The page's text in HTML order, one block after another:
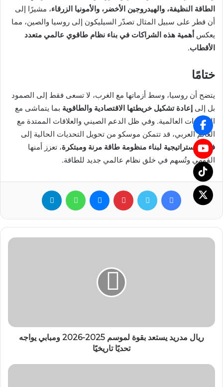
الطاقة النظيفة، والهيدروجين الأخضر، والأمونيا الزرقاء، مشيرًا إلى
أن قطر على سبيل المثال تصدّر السيليكون إلى روسيا والصين، مما
يعكس أهمية هذه الشراكات في بناء نظام طاقوي عالمي متعدد
الأقطاب.
ختامًا
يتضح أن روسيا، وسط أزماتها مع الغرب، لا تسعى فقط إلى الصمود
بل إلى إعادة تشكيل خريطتها الاقتصادية والطاقوية بما يتماشى مع
المتغيرات العالمية. وفي ظل الدعم الصيني والعلاقات الممتدة مع
العالم العربي، قد تتمكن موسكو من تحويل التحديات الحالية إلى
فرص استراتيجية لبناء منظومة طاقة مرنة ومبتكرة، تعزز أمنها
القومي وتُسهم في خلق نظام عالمي جديد للطاقة.
فيسبوك تويتر بينتيريست ماسنجر واتساب
ريال مدريد يستعد بقوة لموسم 2025-2026 ومبابي يواجه
تحديًا تاريخيًا